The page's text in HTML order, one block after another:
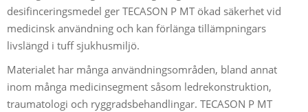
desifinceringsmedel ger TECASON P MT ökad säkerhet vid
medicinsk användning och kan förlänga tillämpningars
livslängd i tuff sjukhusmiljö.
Materialet har många användningsområden, bland annat
inom många medicinsegment såsom ledrekonstruktion,
traumatologi och ryggradsbehandlingar. TECASON P MT